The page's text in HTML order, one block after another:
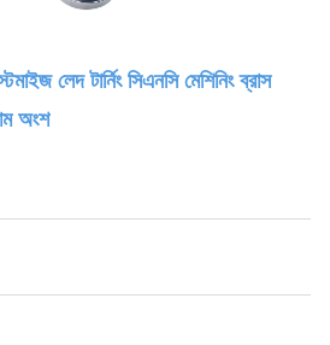
লেদ টার্নিং সিএনসি মেশিনিং ব্রাস
অংশ